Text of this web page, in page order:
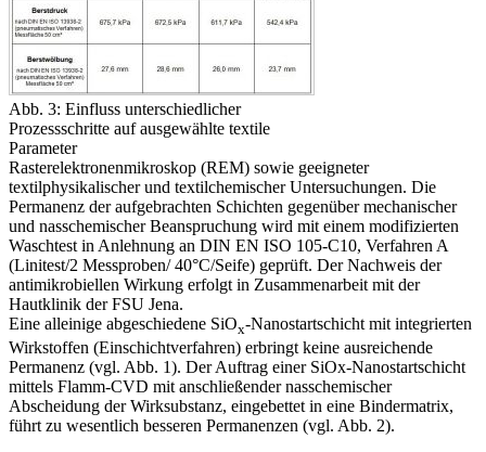
Abb. 3: Einfluss unterschiedlicher
Prozessschritte auf ausgewählte textile
Parameter
Rasterelektronenmikroskop (REM) sowie geeigneter
textilphysikalischer und textilchemischer Untersuchungen. Die
Permanenz der aufgebrachten Schichten gegenüber mechanischer
und nasschemischer Beanspruchung wird mit einem modifizierten
Waschtest in Anlehnung an DIN EN ISO 105-C10, Verfahren A
(Linitest/2 Messproben/ 40°C/Seife) geprüft. Der Nachweis der
antimikrobiellen Wirkung erfolgt in Zusammenarbeit mit der
Hautklinik der FSU Jena.
Eine alleinige abgeschiedene SiOx-Nanostartschicht mit integrierten
Wirkstoffen (Einschichtverfahren) erbringt keine ausreichende
Permanenz (vgl. Abb. 1). Der Auftrag einer SiOx-Nanostartschicht
mittels Flamm-CVD mit anschließender nasschemischer
Abscheidung der Wirksubstanz, eingebettet in eine Bindermatrix,
führt zu wesentlich besseren Permanenzen (vgl. Abb. 2).